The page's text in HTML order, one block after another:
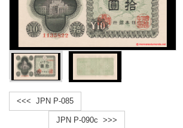
<<< JPN P-085
JPN P-090c >>>